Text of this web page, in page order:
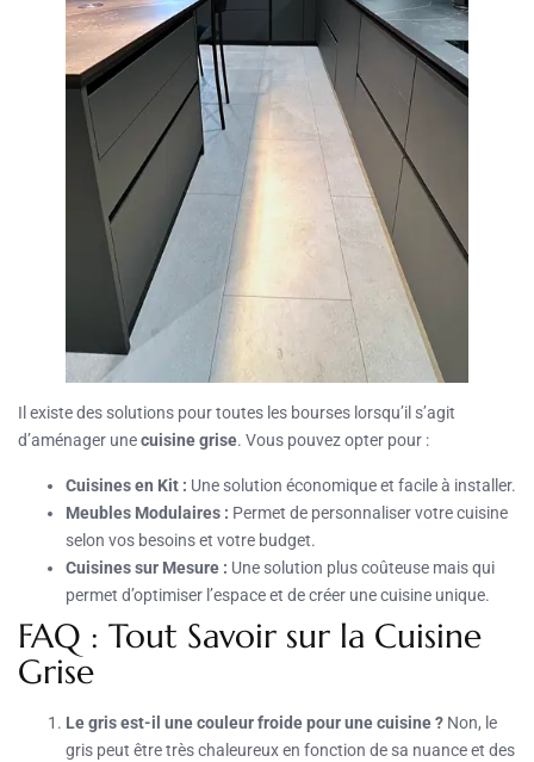
Il existe des solutions pour toutes les bourses lorsqu’il s’agit
d’aménager unecuisine grise. Vous pouvez opter pour :
Cuisines en Kit : Une solution économique et facile à installer.
Meubles Modulaires : Permet de personnaliser votre cuisine
selon vos besoins et votre budget.
Cuisines sur Mesure : Une solution plus coûteuse mais qui
permet d’optimiser l’espace et de créer une cuisine unique.
FAQ : Tout Savoir sur la Cuisine
Grise
Le gris est-il une couleur froide pour une cuisine ? Non, le
gris peut être très chaleureux en fonction de sa nuance et des